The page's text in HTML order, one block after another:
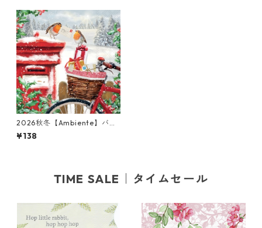
2026秋冬【Ambiente】バラ
売り2枚 ランチサイズ ペーパ
ーナプキン Mail Delivery レ
¥138
TIME SALE｜タイムセール